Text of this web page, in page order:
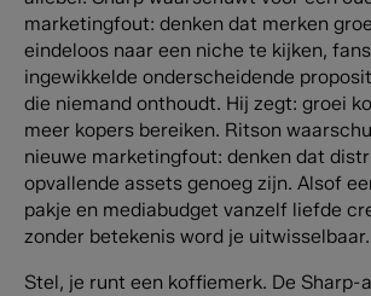
marketingfout: denken dat merken
eindeloos naar een niche te kijken,
ingewikkelde onderscheidende
die niemand onthoudt. Hij zegt: groei
meer kopers bereiken. Ritson
nieuwe marketingfout: denken dat
opvallende assets genoeg zijn. Alsof
pakje en mediabudget vanzelf liefde
zonder betekenis word je uitwisselbaar.
Stel, je runt een koffiemerk. De Sharp-